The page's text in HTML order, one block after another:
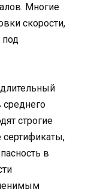
Многие
скорости,
под
строгие
в